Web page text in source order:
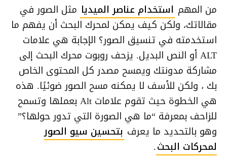
من المهم استخدام عناصر الميديا مثل الصور في
مقالاتك، ولكن كيف يمكن لمحرك البحث أن يفهم ما
استخدمته في تنسيق الصور؟ الإجابة هي علامات
ALT أو النص البديل. يزحف روبوت محرك البحث إلى
مشاركة مدونتك ويمسح مصدر كل المحتوى الخاص
بك ، ولكن للأسف لا يمكنه مسح الصور ضوئيًا. هذه
هي الخطوة حيث تقوم علامات Alt بعملها وتسمح
للزاحف بمعرفة “ما هي الصورة التي تدور حولها؟”
وهو بالتحديد ما يعرف بتحسين سيو الصور
لمحركات البحث.